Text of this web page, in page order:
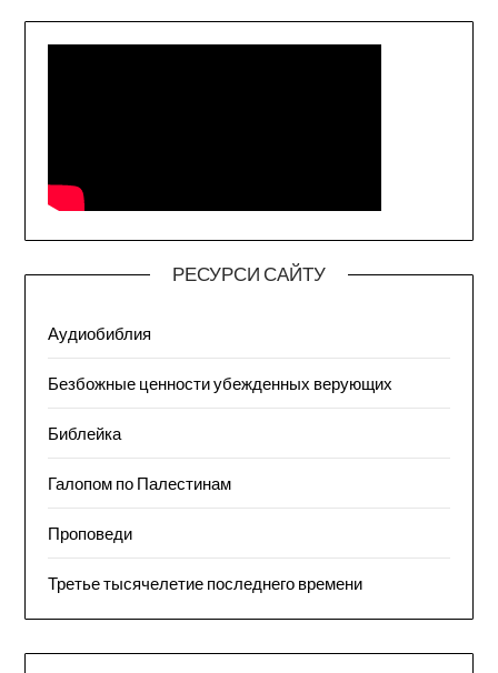
РЕСУРСИ САЙТУ
Аудиобиблия
Безбожные ценности убежденных верующих
Библейка
Галопом по Палестинам
Проповеди
Третье тысячелетие последнего времени